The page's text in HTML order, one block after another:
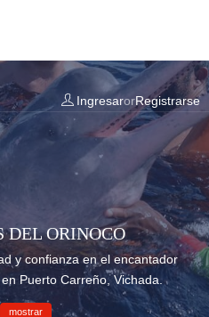
IngresarorRegistrarse
DEL ORINOCO
y confianza en el encantador
Puerto Carreño, Vichada.
mostrar